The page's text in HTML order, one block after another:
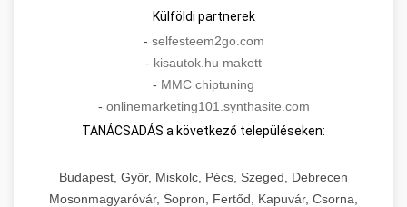
Külföldi partnerek
- selfesteem2go.com
- kisautok.hu makett
- MMC chiptuning
- onlinemarketing101.synthasite.com
TANÁCSADÁS a következő településeken:
Budapest, Győr, Miskolc, Pécs, Szeged, Debrecen
Mosonmagyaróvár, Sopron, Fertőd, Kapuvár, Csorna,